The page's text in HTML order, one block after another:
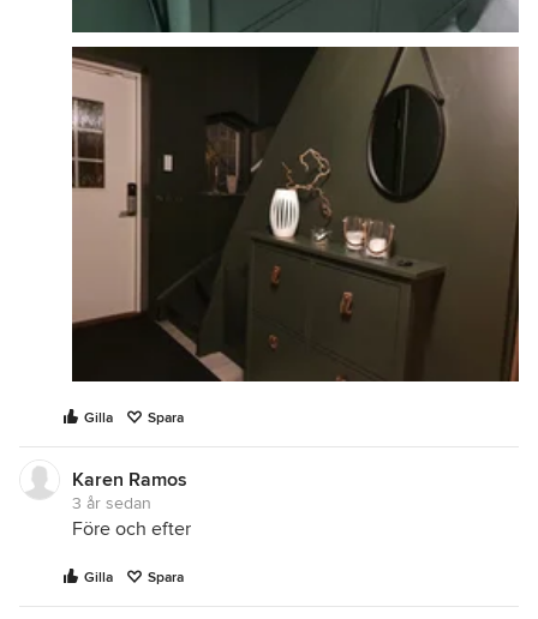
Gilla Spara
Karen Ramos
3 år sedan
Före och efter
Gilla Spara